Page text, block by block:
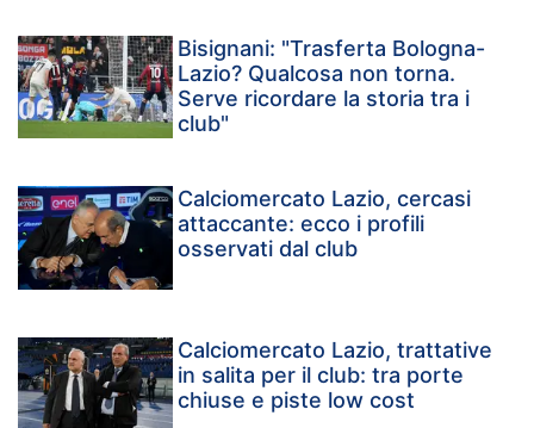
Bisignani: "Trasferta Bologna-
Lazio? Qualcosa non torna.
Serve ricordare la storia tra i
club"
Calciomercato Lazio, cercasi
attaccante: ecco i profili
osservati dal club
Calciomercato Lazio, trattative
in salita per il club: tra porte
chiuse e piste low cost